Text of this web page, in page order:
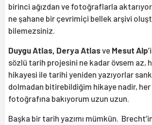
birinci ağızdan ve fotoğraflarla
ne şahane bir çevrimiçi bellek arşivi
bilemezsiniz.
Duygu Atlas, Derya Atlasve Mesut Alp
sözlü tarih projesini ne kadar övsem az,
hikayesi ile tarihi yeniden yazıyorlar
dolmadan bitirebildiğim hikaye nadir, her
fotoğrafına bakıyorum uzun uzun.
Başka bir tarih yazımı mümkün.